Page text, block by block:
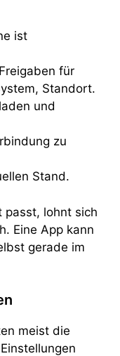
ist
für
Standort.
und
zu
Stand.
passt, lohnt sich
Eine App kann
gerade im
meist die